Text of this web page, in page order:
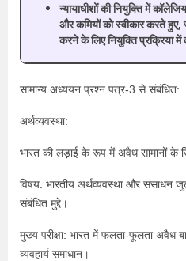
न्यायाधीशों की नियुक्ति में
और कमियों को स्वीकार करते हुए,
करने के लिए नियुक्ति प्रक्रिया
सामान्य अध्ययन प्रश्न पत्र-3 से संबंधित:
अर्थव्यवस्था:
भारत की लड़ाई के रूप में अवैध सामानों के
विषय: भारतीय अर्थव्यवस्था और संसाधन
संबंधित मुद्दे।
मुख्य परीक्षा: भारत में फलता-फूलता अवैध
व्यवहार्य समाधान।